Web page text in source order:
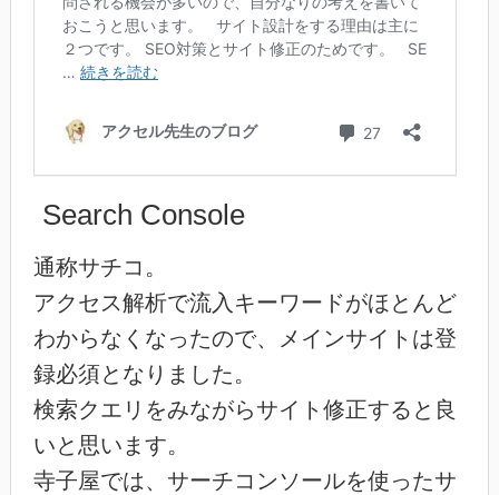
Search Console
通称サチコ。
アクセス解析で流入キーワードがほとんど
わからなくなったので、メインサイトは登
録必須となりました。
検索クエリをみながらサイト修正すると良
いと思います。
寺子屋では、サーチコンソールを使ったサ